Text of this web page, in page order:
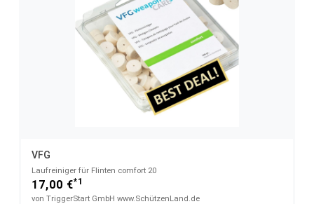
VFG
Laufreiniger für Flinten comfort 20
17,00 €*1
von TriggerStart GmbH www.SchützenLand.de